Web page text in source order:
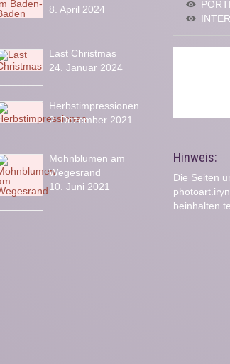
8. April 2024
Last Christmas
24. Januar 2024
Herbstimpressionen
2. Dezember 2021
Mohnblumen am
Wegesrand
10. Juni 2021
Hinweis:
Die Seiten
beinhalten